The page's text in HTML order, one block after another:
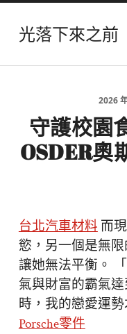
光落下來之前
2026
守護校園
OSDER奧
台北汽車材料而
慾，另一個是無
讓她無法平衡。
氣與財富的霸氣
時，我的戀愛運勢
Porsche零件